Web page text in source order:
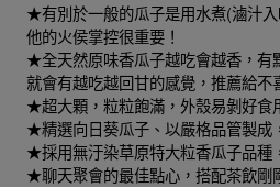
★有別於一般的瓜子是用水煮(滷汁
他的火侯掌控很重要！
★全天然原味香瓜子越吃會越香，有
就會有越吃越回甘的感覺，推薦給不
★超大顆，粒粒飽滿，外殼易剝好食
★精選向日葵瓜子、以嚴格品管製成
★採用無汙染草原特大粒香瓜子品種
★聊天聚會的最佳點心，搭配茶飲剛